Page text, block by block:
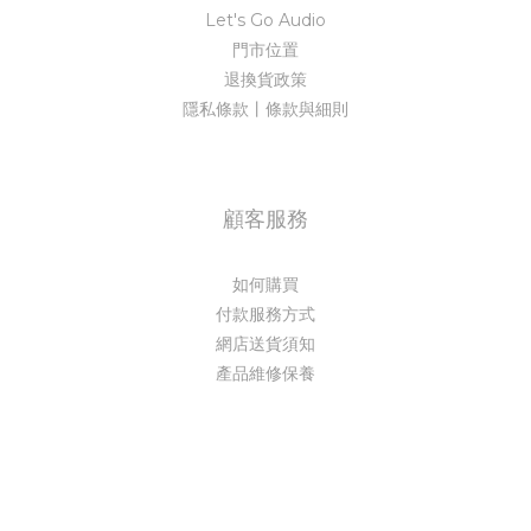
Let's Go Audio
門市位置
退換貨政策
隱私條款丨條款與細則
顧客服務
如何購買
付款服務方式
網店送貨須知
產品維修保養